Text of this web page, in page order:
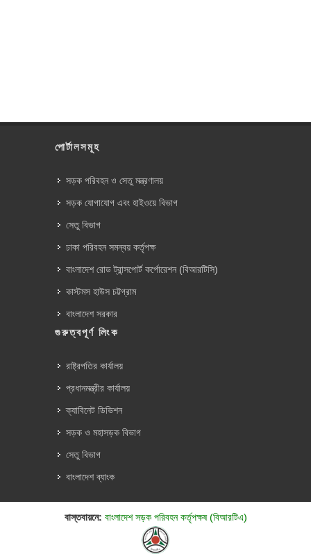
পোর্টালসমূহ
সড়ক পরিবহন ও সেতু মন্ত্রণালয়
সড়ক যোগাযোগ এবং হাইওয়ে বিভাগ
সেতু বিভাগ
ঢাকা পরিবহন সমন্বয় কর্তৃপক্ষ
বাংলাদেশ রোড ট্রান্সপোর্ট কর্পোরেশন (বিআরটিসি)
কাস্টমস হাউস চট্টগ্রাম
বাংলাদেশ সরকার
গুরুত্বপূর্ণ লিংক
রাষ্ট্রপতির কার্যালয়
প্রধানমন্ত্রীর কার্যালয়
ক্যাবিনেট ডিভিশন
সড়ক ও মহাসড়ক বিভাগ
সেতু বিভাগ
বাংলাদেশ ব্যাংক
বাস্তবায়নে: বাংলাদেশ সড়ক পরিবহন কর্তৃপক্ষ (বিআরটিএ)